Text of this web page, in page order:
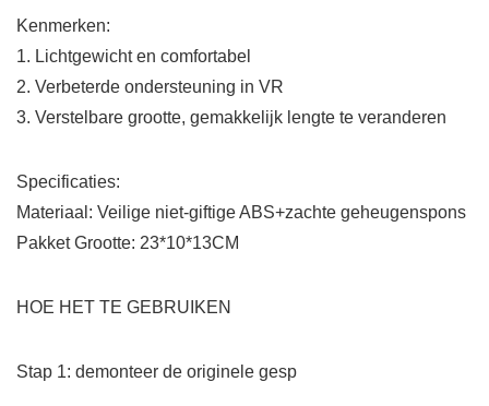
Kenmerken:
1. Lichtgewicht en comfortabel
2. Verbeterde ondersteuning in VR
3. Verstelbare grootte, gemakkelijk lengte te veranderen
Specificaties:
Materiaal: Veilige niet-giftige ABS+zachte geheugenspons
Pakket Grootte: 23*10*13CM
HOE HET TE GEBRUIKEN
Stap 1: demonteer de originele gesp